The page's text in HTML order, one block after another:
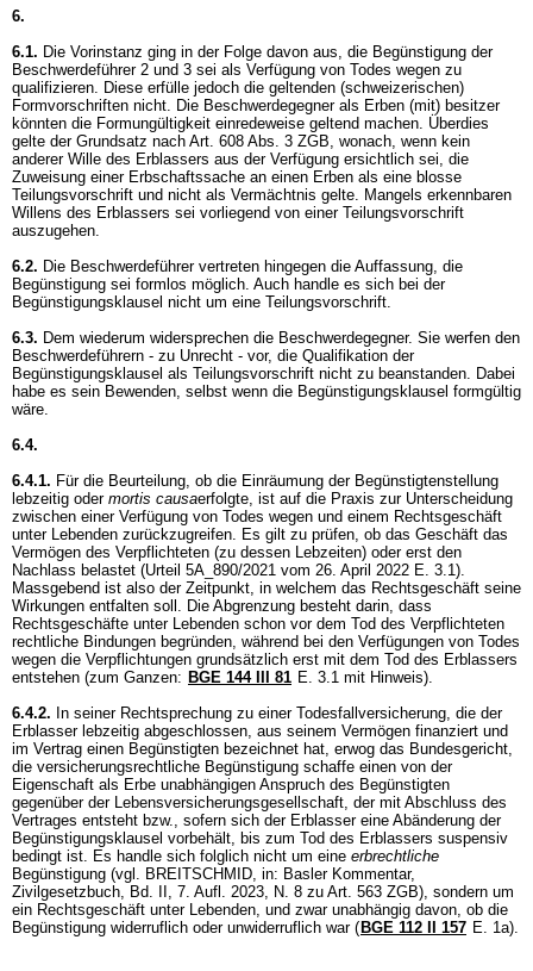
6.
6.1. Die Vorinstanz ging in der Folge davon aus, die Begünstigung der
Beschwerdeführer 2 und 3 sei als Verfügung von Todes wegen zu
qualifizieren. Diese erfülle jedoch die geltenden (schweizerischen)
Formvorschriften nicht. Die Beschwerdegegner als Erben (mit) besitzer
könnten die Formungültigkeit einredeweise geltend machen. Überdies
gelte der Grundsatz nach Art. 608 Abs. 3 ZGB, wonach, wenn kein
anderer Wille des Erblassers aus der Verfügung ersichtlich sei, die
Zuweisung einer Erbschaftssache an einen Erben als eine blosse
Teilungsvorschrift und nicht als Vermächtnis gelte. Mangels erkennbaren
Willens des Erblassers sei vorliegend von einer Teilungsvorschrift
auszugehen.
6.2. Die Beschwerdeführer vertreten hingegen die Auffassung, die
Begünstigung sei formlos möglich. Auch handle es sich bei der
Begünstigungsklausel nicht um eine Teilungsvorschrift.
6.3. Dem wiederum widersprechen die Beschwerdegegner. Sie werfen den
Beschwerdeführern - zu Unrecht - vor, die Qualifikation der
Begünstigungsklausel als Teilungsvorschrift nicht zu beanstanden. Dabei
habe es sein Bewenden, selbst wenn die Begünstigungsklausel formgültig
wäre.
6.4.
6.4.1. Für die Beurteilung, ob die Einräumung der Begünstigtenstellung
lebzeitig oder mortis causaerfolgte, ist auf die Praxis zur Unterscheidung
zwischen einer Verfügung von Todes wegen und einem Rechtsgeschäft
unter Lebenden zurückzugreifen. Es gilt zu prüfen, ob das Geschäft das
Vermögen des Verpflichteten (zu dessen Lebzeiten) oder erst den
Nachlass belastet (Urteil 5A_890/2021 vom 26. April 2022 E. 3.1).
Massgebend ist also der Zeitpunkt, in welchem das Rechtsgeschäft seine
Wirkungen entfalten soll. Die Abgrenzung besteht darin, dass
Rechtsgeschäfte unter Lebenden schon vor dem Tod des Verpflichteten
rechtliche Bindungen begründen, während bei den Verfügungen von Todes
wegen die Verpflichtungen grundsätzlich erst mit dem Tod des Erblassers
entstehen (zum Ganzen: BGE 144 III 81 E. 3.1 mit Hinweis).
6.4.2. In seiner Rechtsprechung zu einer Todesfallversicherung, die der
Erblasser lebzeitig abgeschlossen, aus seinem Vermögen finanziert und
im Vertrag einen Begünstigten bezeichnet hat, erwog das Bundesgericht,
die versicherungsrechtliche Begünstigung schaffe einen von der
Eigenschaft als Erbe unabhängigen Anspruch des Begünstigten
gegenüber der Lebensversicherungsgesellschaft, der mit Abschluss des
Vertrages entsteht bzw., sofern sich der Erblasser eine Abänderung der
Begünstigungsklausel vorbehält, bis zum Tod des Erblassers suspensiv
bedingt ist. Es handle sich folglich nicht um eine erbrechtliche
Begünstigung (vgl. BREITSCHMID, in: Basler Kommentar,
Zivilgesetzbuch, Bd. II, 7. Aufl. 2023, N. 8 zu Art. 563 ZGB), sondern um
ein Rechtsgeschäft unter Lebenden, und zwar unabhängig davon, ob die
Begünstigung widerruflich oder unwiderruflich war ( BGE 112 II 157 E. 1a).